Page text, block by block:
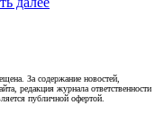
За содержание новостей,
редакция журнала ответственности
публичной офертой.